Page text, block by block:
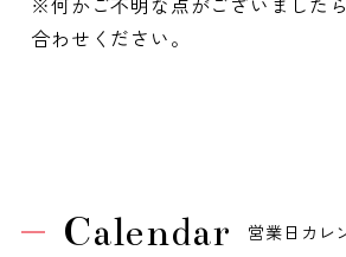
合わせください。
Calendar 営業日カレ